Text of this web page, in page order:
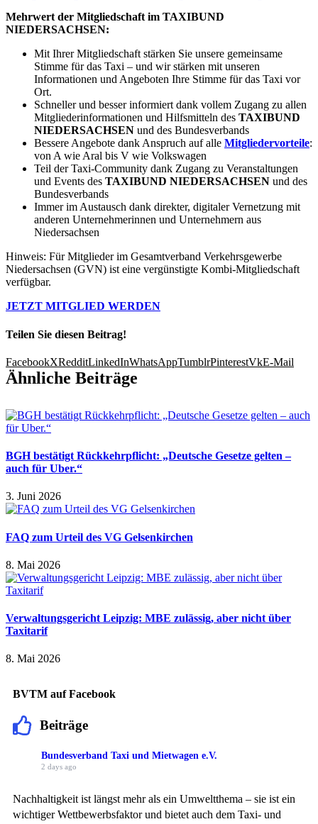
Mehrwert der Mitgliedschaft im TAXIBUND
NIEDERSACHSEN:
Mit Ihrer Mitgliedschaft stärken Sie unsere gemeinsame
Stimme für das Taxi – und wir stärken mit unseren
Informationen und Angeboten Ihre Stimme für das Taxi vor
Ort.
Schneller und besser informiert dank vollem Zugang zu allen
Mitgliederinformationen und Hilfsmitteln des TAXIBUND
NIEDERSACHSEN und des Bundesverbands
Bessere Angebote dank Anspruch auf alle Mitgliedervorteile:
von A wie Aral bis V wie Volkswagen
Teil der Taxi-Community dank Zugang zu Veranstaltungen
und Events des TAXIBUND NIEDERSACHSEN und des
Bundesverbands
Immer im Austausch dank direkter, digitaler Vernetzung mit
anderen Unternehmerinnen und Unternehmern aus
Niedersachsen
Hinweis: Für Mitglieder im Gesamtverband Verkehrsgewerbe
Niedersachsen (GVN) ist eine vergünstigte Kombi-Mitgliedschaft
verfügbar.
JETZT MITGLIED WERDEN
Teilen Sie diesen Beitrag!
FacebookXRedditLinkedInWhatsAppTumblrPinterestVkE-Mail
Ähnliche Beiträge
BGH bestätigt Rückkehrpflicht: „Deutsche Gesetze gelten –
auch für Uber.“
3. Juni 2026
FAQ zum Urteil des VG Gelsenkirchen
8. Mai 2026
Verwaltungsgericht Leipzig: MBE zulässig, aber nicht über
Taxitarif
8. Mai 2026
BVTM auf Facebook
Beiträge
Bundesverband Taxi und Mietwagen e.V.
2 days ago
Nachhaltigkeit ist längst mehr als ein Umweltthema – sie ist ein
wichtiger Wettbewerbsfaktor und bietet auch dem Taxi- und